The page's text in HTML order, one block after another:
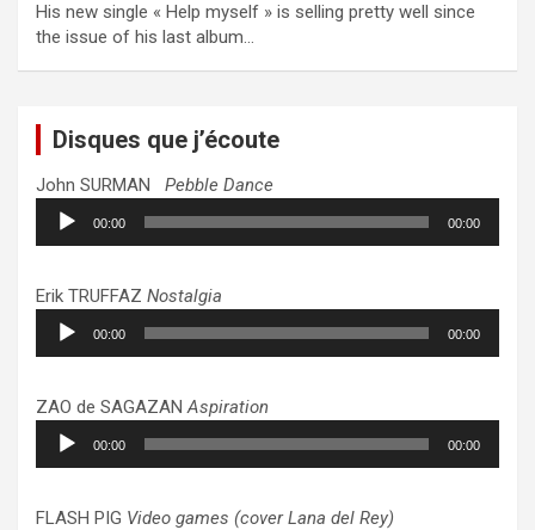
His new single « Help myself » is selling pretty well since
the issue of his last album…
Disques que j’écoute
John SURMAN Pebble Dance
Lecteur
audio
00:00 00:00
Erik TRUFFAZ Nostalgia
Lecteur
audio
00:00 00:00
ZAO de SAGAZANAspiration
Lecteur
audio
00:00 00:00
FLASH PIG Video games (cover Lana del Rey)